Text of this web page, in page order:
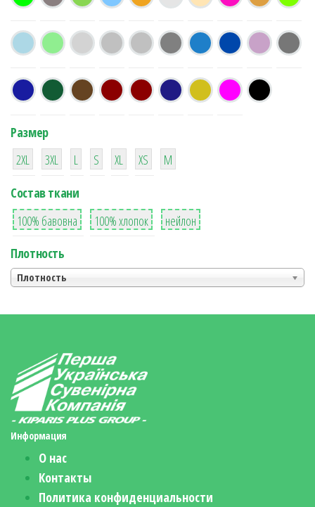
Размер
38
2XL
16
3XL
42
L
42
S
42
XL XS
М
Состав ткани
8
100% бавовна
36
100% хлопок
2
нейлон
Плотность
Плотность
Информация
О нас
Контакты
Политика конфиденциальности